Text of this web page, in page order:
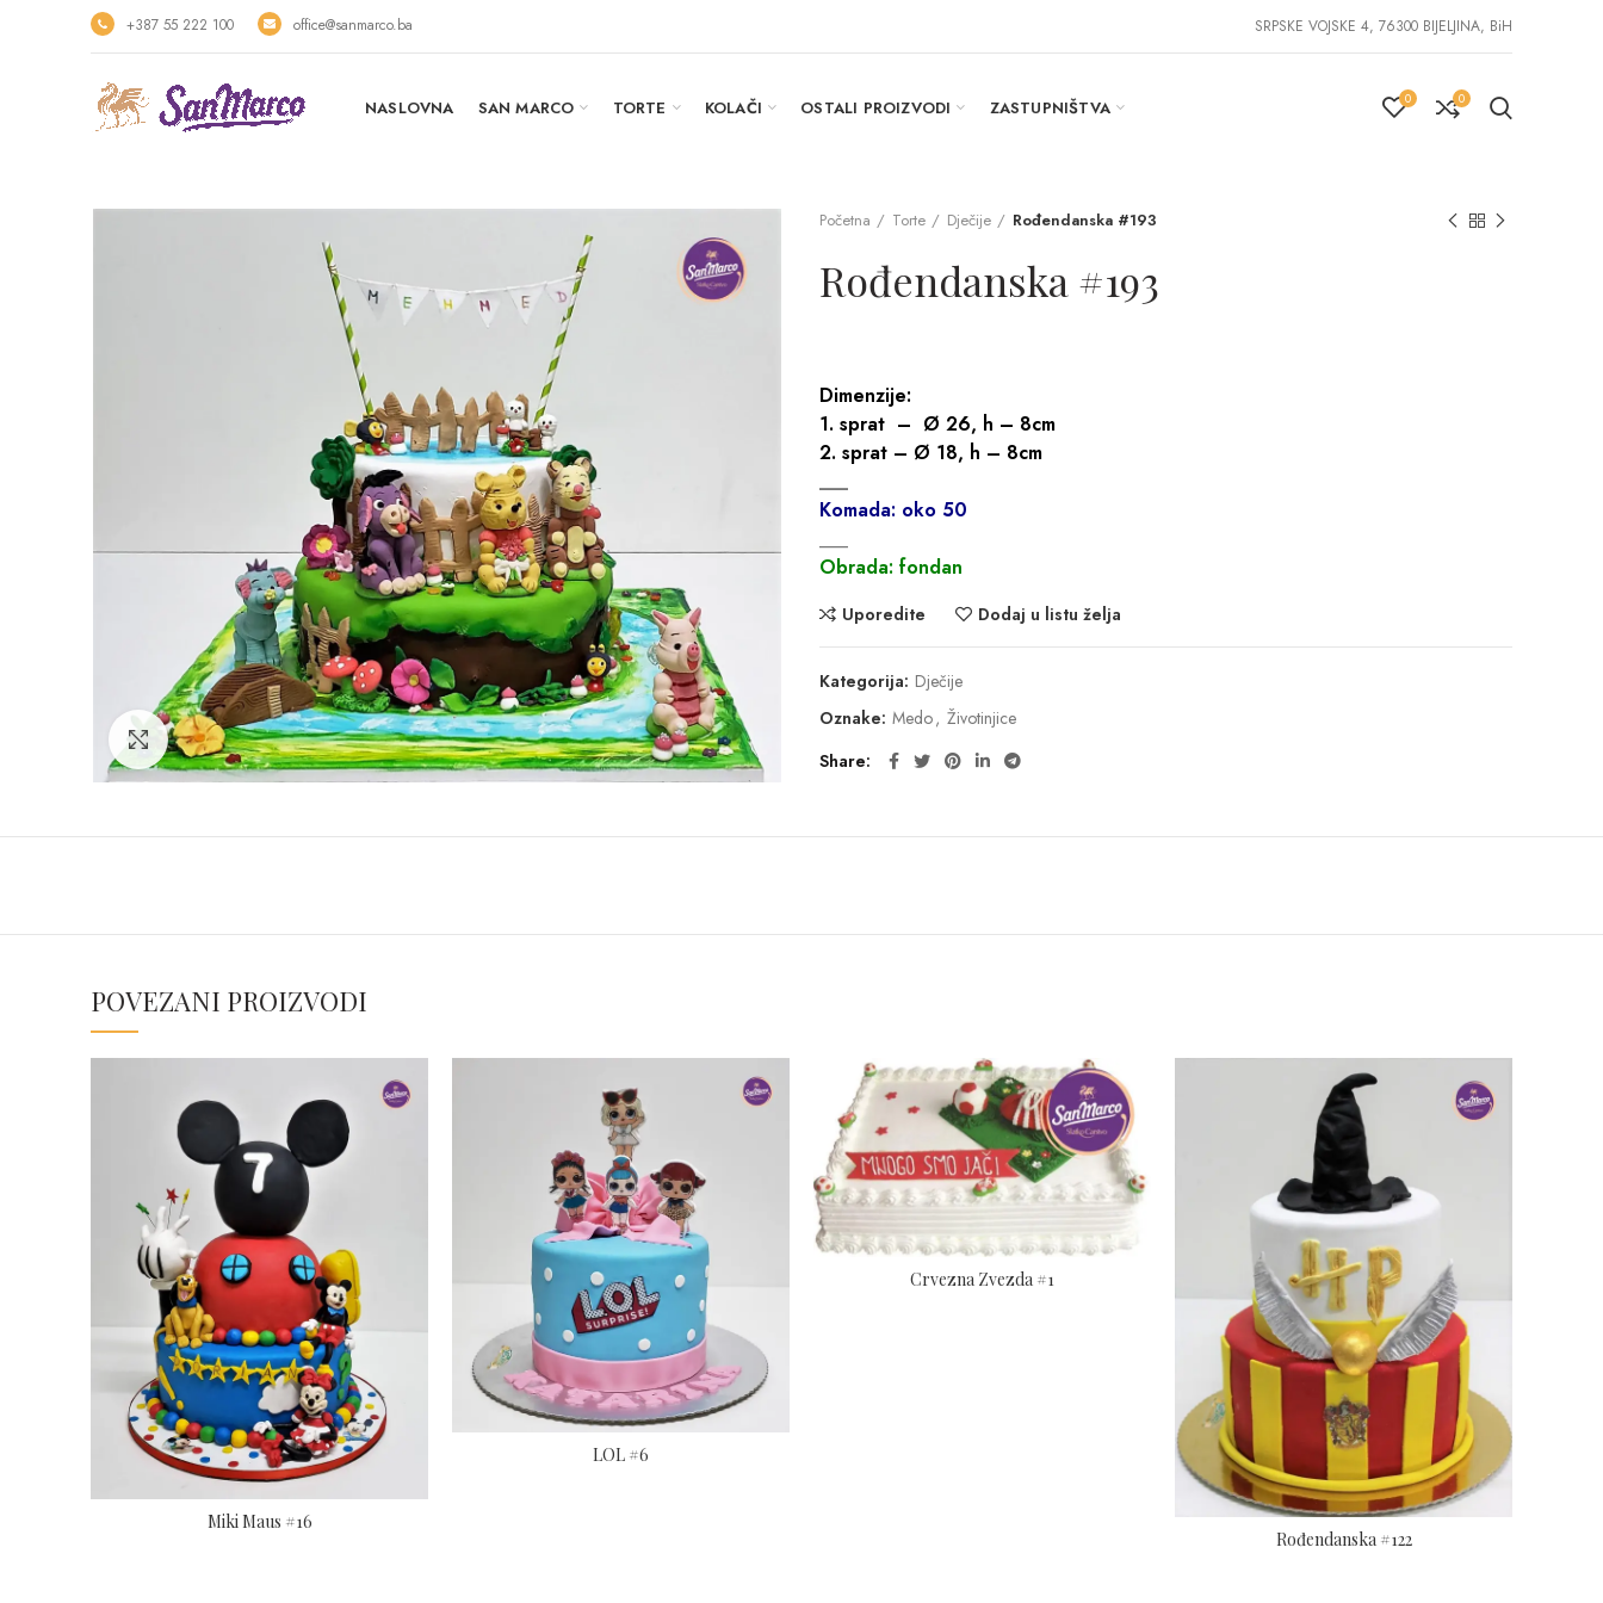
+387 55 222 100 office@sanmarco.ba SRPSKE VOJSKE 4, 76300 BIJELJINA, BiH
NASLOVNA SAN MARCO TORTE KOLAČI OSTALI PROIZVODI ZASTUPNIŠTVA 0 0
Click to enlarge
Početna Torte Dječije Rođendanska #193
Rođendanska #193
Dimenzije:
1. sprat – Ø 26, h – 8cm
2. sprat – Ø 18, h – 8cm
___
Komada: oko 50
Obrada: fondan
Uporedite Dodaj u listu želja
Kategorija: Dječije
Oznake: Medo, Životinjice
Share
POVEZANI PROIZVODI
Miki Maus #16
LOL #6
Crvezna Zvezda #1
Rođendanska #122